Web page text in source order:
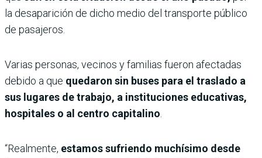
la desaparición de dicho medio del transporte público
de pasajeros.
Varias personas, vecinos y familias fueron afectadas
debido a que quedaron sin buses para el traslado a
sus lugares de trabajo, a instituciones educativas,
hospitales o al centro capitalino.
“Realmente, estamos sufriendo muchísimo desde